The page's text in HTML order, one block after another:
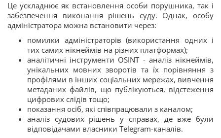
Це ускладнює як встановлення особи порушника, так і
забезпечення виконання рішень суду. Однак, особу
адміністратора можна встановити через:
помилки адміністраторів (використання одних і
тих самих нікнеймів на різних платформах);
аналітичні інструменти OSINT - аналіз нікнеймів,
унікальних мовних зворотів та їх порівняння з
профілями в інших соціальних мережах, вивчення
метаданих файлів, що публікуються, відстеження
цифрових слідів тощо;
показання осіб, які співпрацювали з каналом;
аналіз судових рішень у справах, де вже були
відповідачами власники Telegram-каналів.